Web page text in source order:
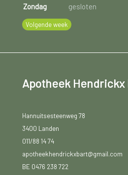
Zondag
gesloten
Volgende week
Apotheek Hendrickx
Hannuitsesteenweg 78
3400 Landen
011/88 14 74
apotheekhendrickxbart@gmail.com
BE 0476 238 722